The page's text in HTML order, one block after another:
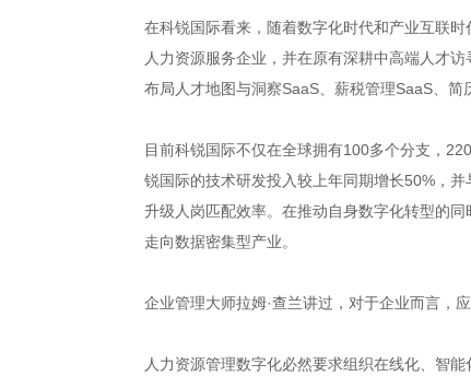
在科锐国际看来，随着数字化时代和产业互联
人力资源服务企业，并在原有深耕中高端人才
布局人才地图与洞察SaaS、薪税管理SaaS、简
目前科锐国际不仅在全球拥有100多个分支，
锐国际的技术研发投入较上年同期增长50%，
升级人岗匹配效率。在推动自身数字化转型的
走向数据密集型产业。
企业管理大师拉姆·查兰讲过，对于企业而言，
人力资源管理数字化必然要求组织在线化、智